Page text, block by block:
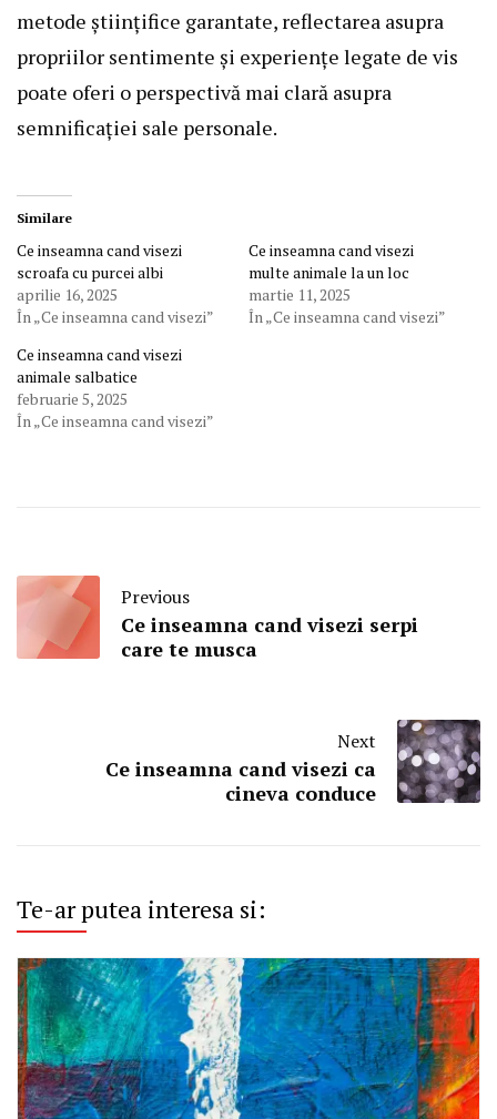
metode științifice garantate, reflectarea asupra
propriilor sentimente și experiențe legate de vis
poate oferi o perspectivă mai clară asupra
semnificației sale personale.
Similare
Ce inseamna cand visezi
scroafa cu purcei albi
aprilie 16, 2025
În „Ce inseamna cand visezi”
Ce inseamna cand visezi
multe animale la un loc
martie 11, 2025
În „Ce inseamna cand visezi”
Ce inseamna cand visezi
animale salbatice
februarie 5, 2025
În „Ce inseamna cand visezi”
Previous
Ce inseamna cand visezi serpi
care te musca
Next
Ce inseamna cand visezi ca
cineva conduce
Te-ar putea interesa si: